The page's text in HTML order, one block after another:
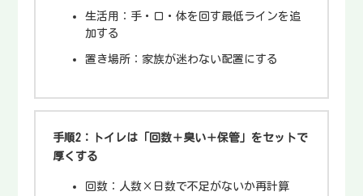
生活用：手・口・体を回す最低ラインを追
加する
置き場所：家族が迷わない配置にする
手順2：トイレは「回数＋臭い＋保管」をセットで
厚くする
回数：人数×日数で不足がないか再計算